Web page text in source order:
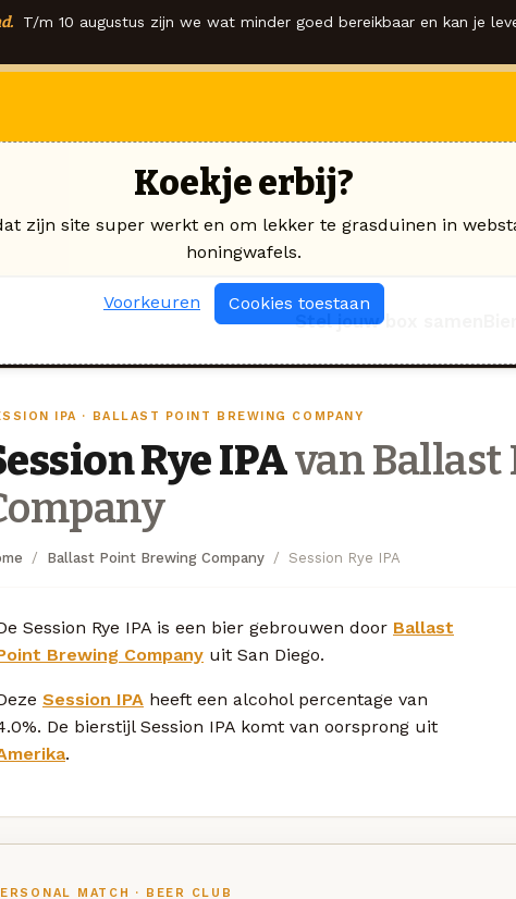
T/m 10 augustus zijn we wat minder goed bereikbaar en kan je
Stel jouw box samen
IPA · BALLAST POINT BREWING COMPANY
Rye IPAvan
Ballast Point Brewing Company Session Rye IPA
Session Rye IPA is een bier gebrouwen door Ballast
Brewing Company uit San Diego.
Session IPA heeft een alcohol percentage van
De bierstijl Session IPA komt van oorsprong uit
.
MATCH · BEER CLUB
Koekje erbij?
zijn site super werkt en om lekker te grasduinen in
honingwafels.
Voorkeuren Cookies toestaan